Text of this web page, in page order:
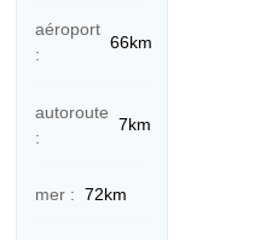
aéroport
:
66km
autoroute
:
7km
mer : 72km